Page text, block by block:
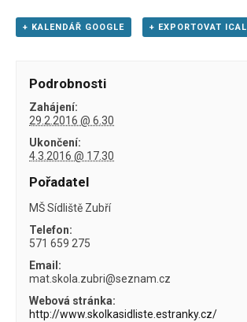
+ KALENDÁŘ GOOGLE + EXPORTOVAT ICAL
Podrobnosti
Zahájení:
29.2.2016 @ 6.30
Ukončení:
4.3.2016 @ 17.30
Pořadatel
MŠ Sídliště Zubří
Telefon:
571 659 275
Email:
mat.skola.zubri@seznam.cz
Webová stránka:
http://www.skolkasidliste.estranky.cz/